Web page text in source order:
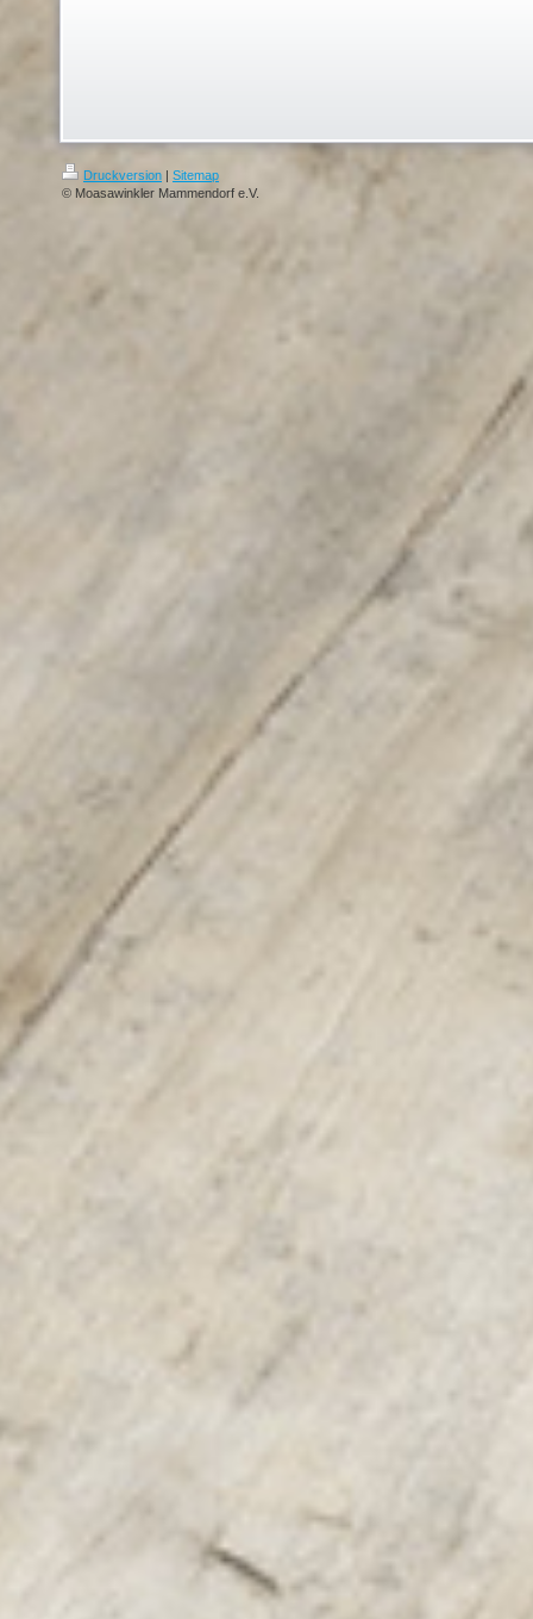
Druckversion | Sitemap
© Moasawinkler Mammendorf e.V.